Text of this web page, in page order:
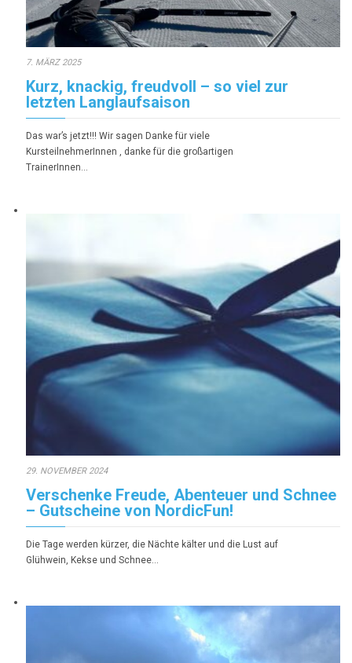
7. MÄRZ 2025
Kurz, knackig, freudvoll – so viel zur
letzten Langlaufsaison
Das war’s jetzt!!! Wir sagen Danke für viele
KursteilnehmerInnen , danke für die großartigen
TrainerInnen…
29. NOVEMBER 2024
Verschenke Freude, Abenteuer und Schnee
– Gutscheine von NordicFun!
Die Tage werden kürzer, die Nächte kälter und die Lust auf
Glühwein, Kekse und Schnee…